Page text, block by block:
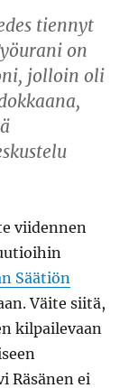
tiennyt
on
jolloin oli
viidennen
Säätiön
Väite siitä,
kilpailevaan
Räsänen ei